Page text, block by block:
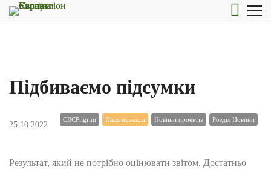
Підбиваємо підсумки
25.10.2022
CBCPilgrim Наші проекти Новини проектів Розділ Новини
Результат, який не потрібно оцінювати звітом. Достатньо